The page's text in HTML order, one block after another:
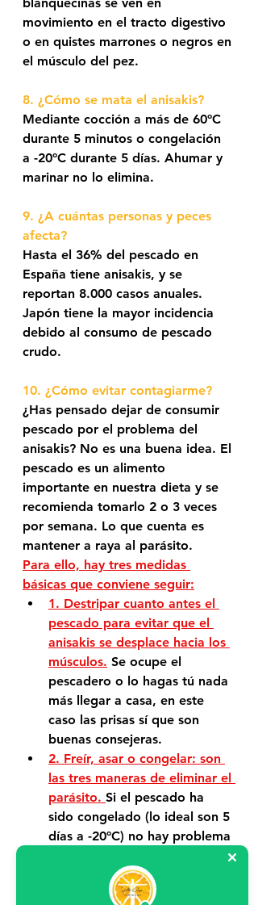
movimiento en el tracto digestivo
o en quistes marrones o negros en
el músculo del pez.
8. ¿Cómo se mata el anisakis?
Mediante cocción a más de 60ºC
durante 5 minutos o congelación
a -20ºC durante 5 días. Ahumar y
marinar no lo elimina.
9. ¿A cuántas personas y peces
afecta?
Hasta el 36% del pescado en
España tiene anisakis, y se
reportan 8.000 casos anuales.
Japón tiene la mayor incidencia
debido al consumo de pescado
crudo.
10. ¿Cómo evitar contagiarme?
¿Has pensado dejar de consumir
pescado por el problema del
anisakis? No es una buena idea. El
pescado es un alimento
importante en nuestra dieta y se
recomienda tomarlo 2 o 3 veces
por semana. Lo que cuenta es
mantener a raya al parásito.
Para ello, hay tres medidas
básicas que conviene seguir:
1. Destripar cuanto antes el
pescado para evitar que el
anisakis se desplace hacia los
músculos. Se ocupe el
pescadero o lo hagas tú nada
más llegar a casa, en este
caso las prisas sí que son
buenas consejeras.
2. Freír, asar o congelar: son
las tres maneras de eliminar el
parásito. Si el pescado ha
sido congelado (lo ideal son 5
días a -20ºC) no hay problema
plancha. El pescado
congelado industrialmente